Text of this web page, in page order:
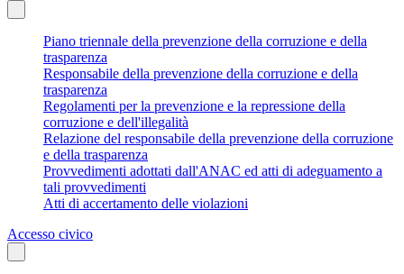
Piano triennale della prevenzione della corruzione e della
trasparenza
Responsabile della prevenzione della corruzione e della
trasparenza
Regolamenti per la prevenzione e la repressione della
corruzione e dell'illegalità
Relazione del responsabile della prevenzione della corruzione
e della trasparenza
Provvedimenti adottati dall'ANAC ed atti di adeguamento a
tali provvedimenti
Atti di accertamento delle violazioni
Accesso civico